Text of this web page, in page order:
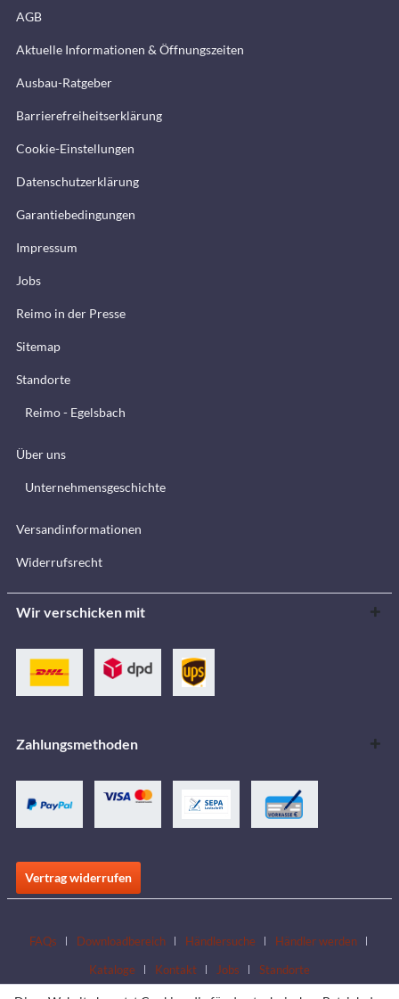
AGB
Aktuelle Informationen & Öffnungszeiten
Ausbau-Ratgeber
Barrierefreiheitserklärung
Cookie-Einstellungen
Datenschutzerklärung
Garantiebedingungen
Impressum
Jobs
Reimo in der Presse
Sitemap
Standorte
Reimo - Egelsbach
Über uns
Unternehmensgeschichte
Versandinformationen
Widerrufsrecht
Wir verschicken mit
Zahlungsmethoden
Vertrag widerrufen
FAQs Downloadbereich Händlersuche
Händler werden
Kataloge
Kontakt Jobs Standorte